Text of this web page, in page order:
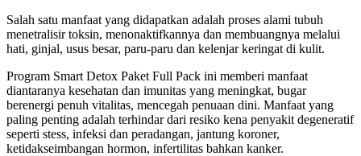
Salah satu manfaat yang didapatkan adalah proses alami tubuh
menetralisir toksin, menonaktifkannya dan membuangnya melalui
hati, ginjal, usus besar, paru-paru dan kelenjar keringat di kulit.
Program Smart Detox Paket Full Pack ini memberi manfaat
diantaranya kesehatan dan imunitas yang meningkat, bugar
berenergi penuh vitalitas, mencegah penuaan dini. Manfaat yang
paling penting adalah terhindar dari resiko kena penyakit degeneratif
seperti stess, infeksi dan peradangan, jantung koroner,
ketidakseimbangan hormon, infertilitas bahkan kanker.